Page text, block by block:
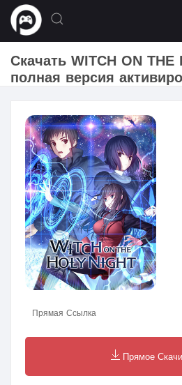
Скачать WITCH ON THE
полная версия
Прямая Ссылка
Прямое